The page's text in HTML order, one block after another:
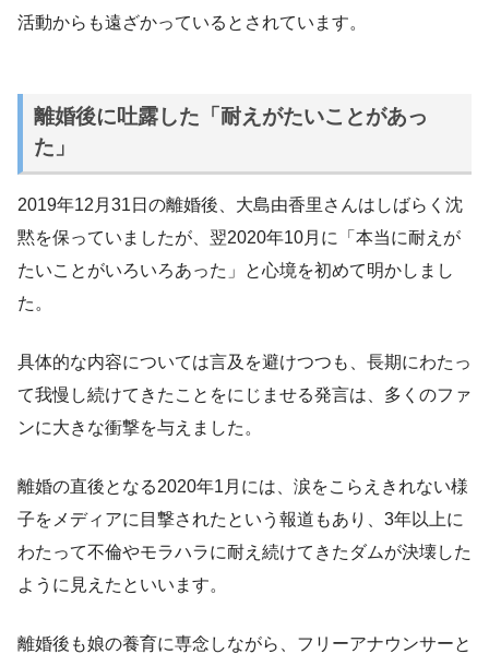
活動からも遠ざかっているとされています。
離婚後に吐露した「耐えがたいことがあっ
た」
2019年12月31日の離婚後、大島由香里さんはしばらく沈
黙を保っていましたが、翌2020年10月に「本当に耐えが
たいことがいろいろあった」と心境を初めて明かしまし
た。
具体的な内容については言及を避けつつも、長期にわたっ
て我慢し続けてきたことをにじませる発言は、多くのファ
ンに大きな衝撃を与えました。
離婚の直後となる2020年1月には、涙をこらえきれない様
子をメディアに目撃されたという報道もあり、3年以上に
わたって不倫やモラハラに耐え続けてきたダムが決壊した
ように見えたといいます。
離婚後も娘の養育に専念しながら、フリーアナウンサーと